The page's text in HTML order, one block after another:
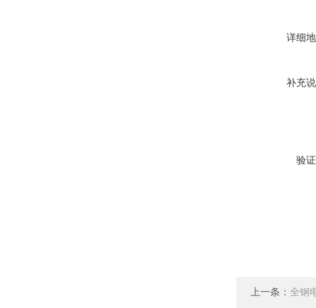
详细
补充
验
上一条： 全钢